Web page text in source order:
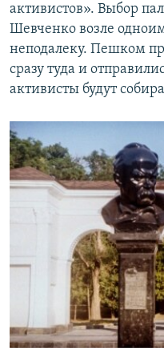
активистов». Выбор
Шевченко возле
неподалеку. Пешком
сразу туда и
активисты будут